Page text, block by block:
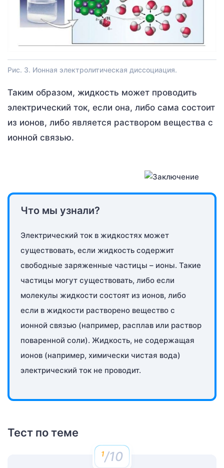
Рис. 3. Ионная электролитическая диссоциация.
Таким образом, жидкость может проводить
электрический ток, если она, либо сама состоит
из ионов, либо является раствором вещества с
ионной связью.
Что мы узнали?
Электрический ток в жидкостях может
существовать, если жидкость содержит
свободные заряженные частицы – ионы. Такие
частицы могут существовать, либо если
молекулы жидкости состоят из ионов, либо
если в жидкости растворено вещество с
ионной связью (например, расплав или раствор
поваренной соли). Жидкость, не содержащая
ионов (например, химически чистая вода)
электрический ток не проводит.
Тест по теме
/10